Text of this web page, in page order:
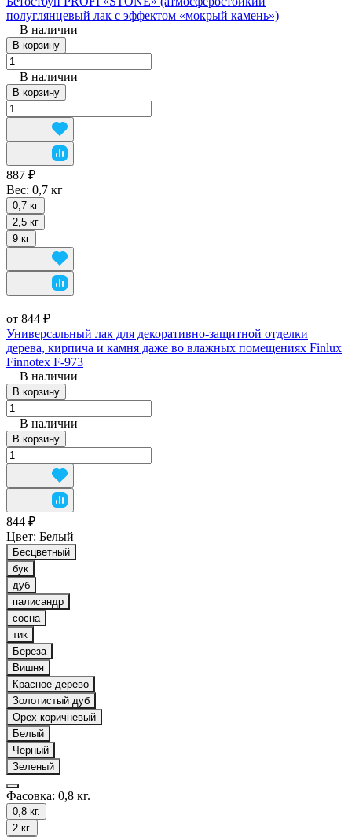
полуглянцевый лак с эффектом «мокрый камень»)
В наличии
В корзину
В наличии
В корзину
887 ₽
Вес: 0,7 кг
0,7 кг
2,5 кг
9 кг
от 844 ₽
Универсальный лак для декоративно-защитной отделки
дерева, кирпича и камня даже во влажных помещениях Finlux
Finnotex F-973
В наличии
В корзину
В наличии
В корзину
844 ₽
Цвет: Белый
Бесцветный
бук
дуб
палисандр
сосна
тик
Береза
Вишня
Красное дерево
Золотистый дуб
Орех коричневый
Белый
Черный
Зеленый
Фасовка: 0,8 кг.
0,8 кг.
2 кг.